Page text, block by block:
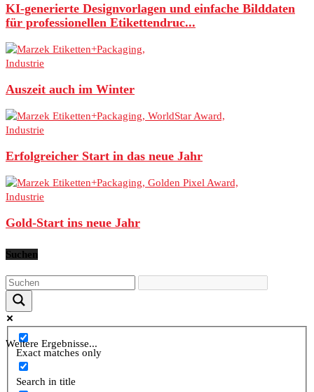
KI-generierte Designvorlagen und einfache Bilddaten
für professionellen Etikettendruc...
Industrie
Auszeit auch im Winter
Industrie
Erfolgreicher Start in das neue Jahr
Industrie
Gold-Start ins neue Jahr
Suchen
Weitere Ergebnisse...
Exact matches only
Search in title